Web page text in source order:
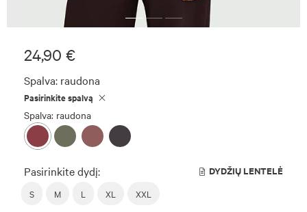
24,90 €
Spalva: raudona
Pasirinkite spalvą
Spalva: raudona
Pasirinkite dydį: DYDŽIŲ LENTELĖ
S M L XL XXL